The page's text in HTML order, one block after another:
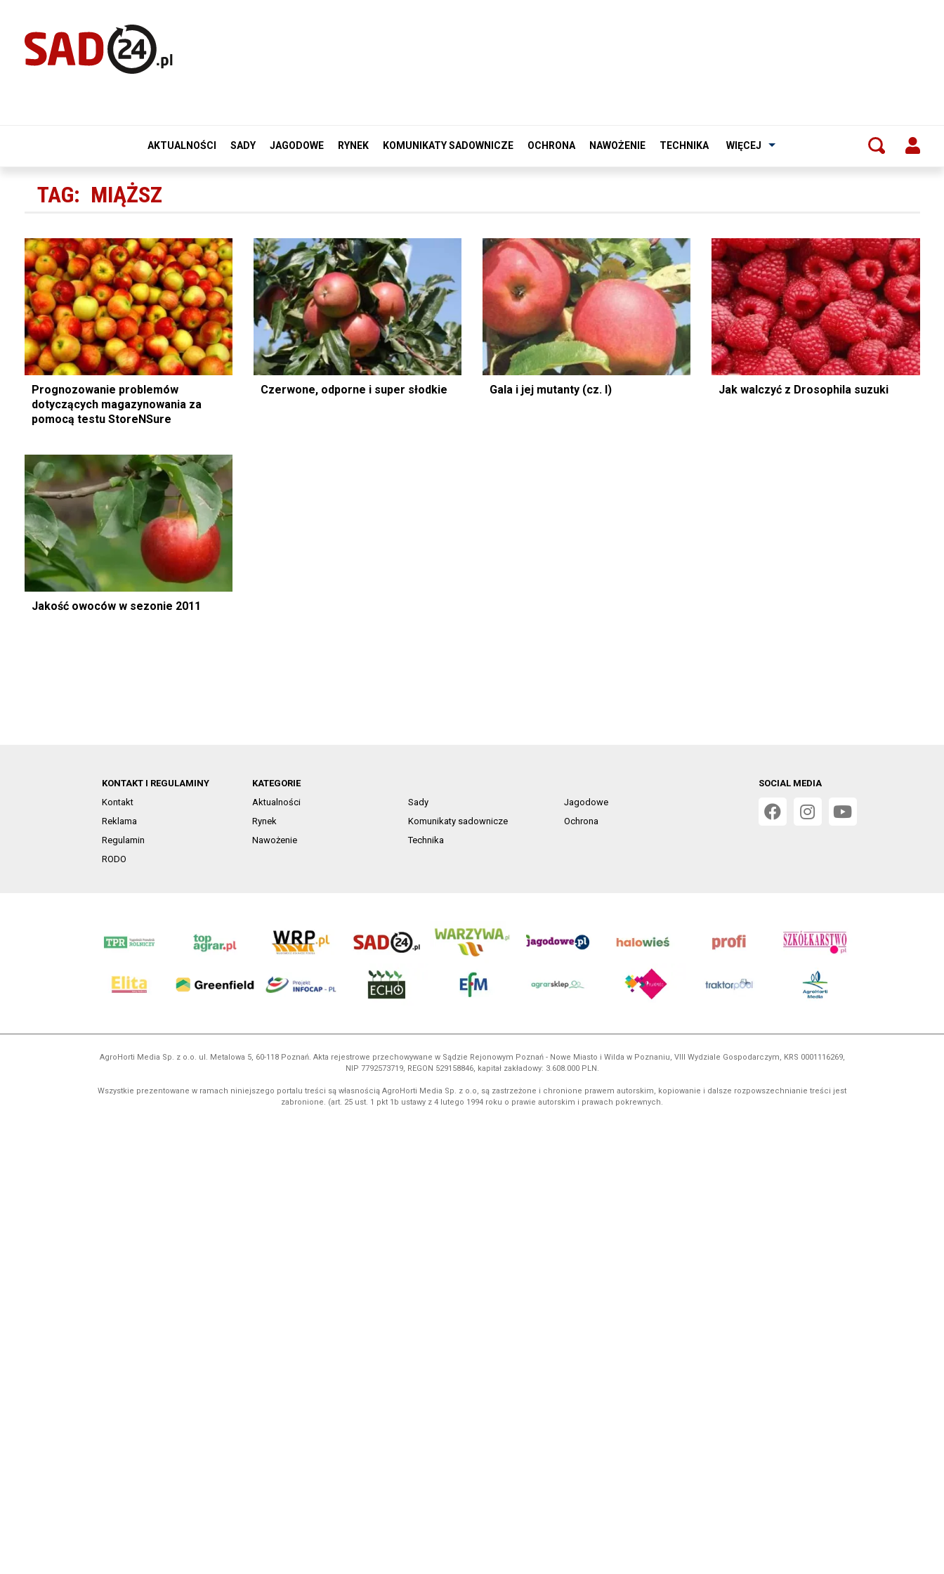
AKTUALNOŚCI SADY JAGODOWE RYNEK KOMUNIKATY SADOWNICZE OCHRONA NAWOŻENIE TECHNIKA WIĘCEJ
TAG: MIĄŻSZ
Prognozowanie problemów
dotyczących magazynowania za
pomocą testu StoreNSure
Czerwone, odporne i super słodkie Gala i jej mutanty (cz. I) Jak walczyć z Drosophila suzuki
Jakość owoców w sezonie 2011
KONTAKT I REGULAMINY
Kontakt
Reklama
Regulamin
RODO
KATEGORIE
Aktualności
Sady
Jagodowe
Rynek
Komunikaty sadownicze
Ochrona
Nawożenie
Technika
SOCIAL MEDIA
AgroHorti Media Sp. z o.o. ul. Metalowa 5, 60-118 Poznań. Akta rejestrowe przechowywane w Sądzie Rejonowym Poznań - Nowe Miasto i Wilda w Poznaniu, VIII Wydziale Gospodarczym, KRS 0001116269,
NIP 7792573719, REGON 529158846, kapitał zakładowy: 3.608.000 PLN.
Wszystkie prezentowane w ramach niniejszego portalu treści są własnością AgroHorti Media Sp. z o.o, są zastrzeżone i chronione prawem autorskim, kopiowanie i dalsze rozpowszechnianie treści jest
zabronione. (art. 25 ust. 1 pkt 1b ustawy z 4 lutego 1994 roku o prawie autorskim i prawach pokrewnych.